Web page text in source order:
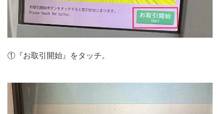
①『お取引開始』をタッチ。